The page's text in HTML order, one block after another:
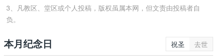
3、凡教区、堂区或个人投稿，版权虽属本网，但文责由投稿者自
负。
本月纪念日 祝圣 去世